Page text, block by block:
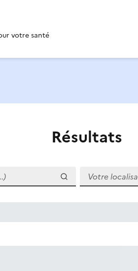
votre santé
Résultats
Votre